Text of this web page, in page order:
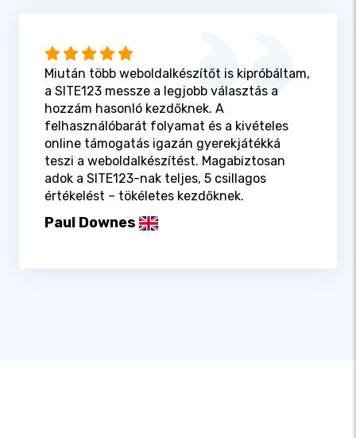
Miután több weboldalkészítőt is kipróbáltam,
a SITE123 messze a legjobb választás a
hozzám hasonló kezdőknek. A
felhasználóbarát folyamat és a kivételes
online támogatás igazán gyerekjátékká
teszi a weboldalkészítést. Magabiztosan
adok a SITE123-nak teljes, 5 csillagos
értékelést – tökéletes kezdőknek.
Paul Downes